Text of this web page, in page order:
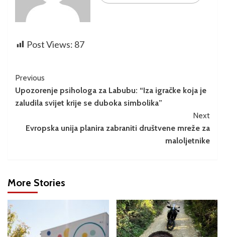
Post Views: 87
Previous
Upozorenje psihologa za Labubu: “Iza igračke koja je
zaludila svijet krije se duboka simbolika”
Next
Evropska unija planira zabraniti društvene mreže za
maloljetnike
More Stories